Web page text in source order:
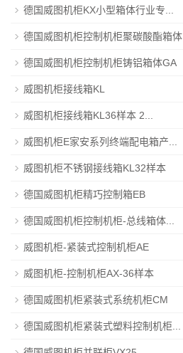
德国威图机柜KX小型箱体行业专...
德国威图机柜控制机柜聚碳酸酯箱体
德国威图机柜控制机柜铸铝箱体GA
威图机柜接线箱KL
威图机柜接线箱KL36样本 2...
威图机柜E家安系列终端配电箱产...
威图机柜不锈钢接线箱KL32样本
德国威图机柜精巧控制箱EB
德国威图机柜控制机柜-总线箱体...
威图机柜-紧装式控制机柜AE
威图机柜-控制机柜AX-36样本
德国威图机柜紧装式系统机柜CM
德国威图机柜紧装式塑料控制机柜...